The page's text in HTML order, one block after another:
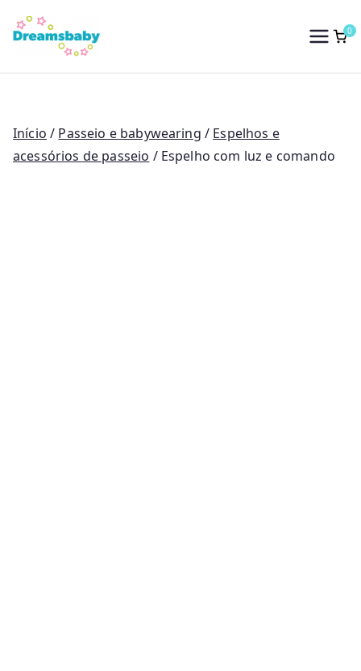
para
conteúdo
Dreams Baby
0
Início / Passeio e babywearing / Espelhos e
acessórios de passeio / Espelho com luz e comando